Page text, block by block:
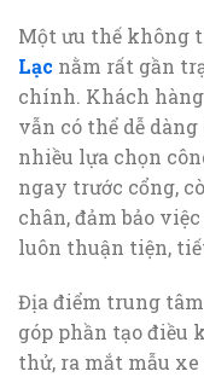
Một ưu thế không
Lạc nằm rất gần
chính. Khách
vẫn có thể dễ
nhiều lựa chọn
ngay trước cổng,
chân, đảm bảo
luôn thuận tiện,
Địa điểm trung
góp phần tạo điều
thử, ra mắt mẫu